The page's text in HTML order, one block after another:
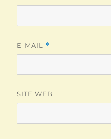
E-MAIL *
SITE WEB